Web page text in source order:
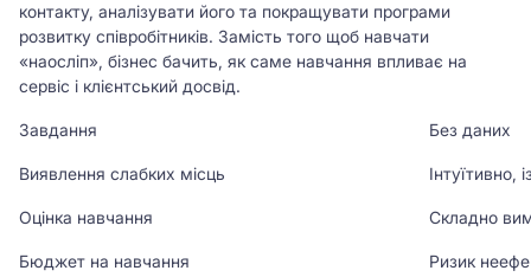
контакту, аналізувати його та покращувати програми
розвитку співробітників. Замість того щоб навчати
«наосліп», бізнес бачить, як саме навчання впливає на
сервіс і клієнтський досвід.
Завдання Без даних
Виявлення слабких місць Інтуїтивно,
Оцінка навчання Складно
Бюджет на навчання Ризик